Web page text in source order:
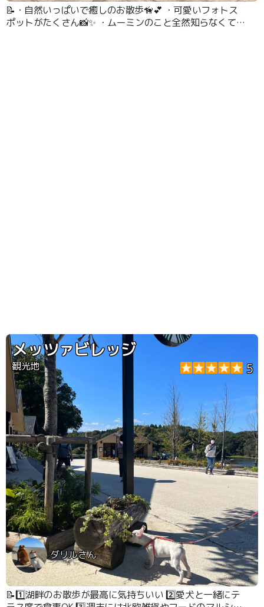
📝・自然いっぱいで癒しのお散歩🦮💕 ・可愛いフォトス
ポットがたくさん📸✨ ・ムーミンのこと全然知らなくても
メッツァビレッジ
観光地 5
ダリルさん
📝1️⃣湖畔のお散歩が最高に気持ちいい 2️⃣愛犬と一緒にテ